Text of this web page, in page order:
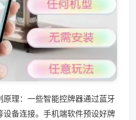
原理：一些智能控牌器通过蓝牙
设备连接。手机端软件预设好牌